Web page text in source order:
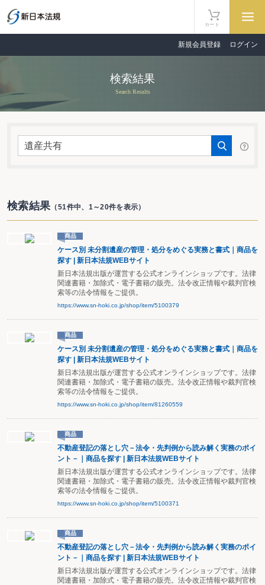
カート
新規会員登録 ログイン
検索結果
Search Results
検索結果（51件中、1～20件を表示）
商品
ケース別 未分割遺産の管理・処分をめぐる実務と書式｜商品を
探す | 新日本法規WEBサイト
新日本法規出版が運営する公式オンラインショップです。法律
関連書籍・加除式・電子書籍の販売。法令改正情報や裁判官検
索等の法令情報をご提供。
https://www.sn-hoki.co.jp/shop/item/5100379
商品
ケース別 未分割遺産の管理・処分をめぐる実務と書式｜商品を
探す | 新日本法規WEBサイト
新日本法規出版が運営する公式オンラインショップです。法律
関連書籍・加除式・電子書籍の販売。法令改正情報や裁判官検
索等の法令情報をご提供。
https://www.sn-hoki.co.jp/shop/item/81260559
商品
不動産登記の落とし穴－法令・先判例から読み解く実務のポイ
ント－｜商品を探す | 新日本法規WEBサイト
新日本法規出版が運営する公式オンラインショップです。法律
関連書籍・加除式・電子書籍の販売。法令改正情報や裁判官検
索等の法令情報をご提供。
https://www.sn-hoki.co.jp/shop/item/5100371
商品
不動産登記の落とし穴－法令・先判例から読み解く実務のポイ
ント－｜商品を探す | 新日本法規WEBサイト
新日本法規出版が運営する公式オンラインショップです。法律
関連書籍・加除式・電子書籍の販売。法令改正情報や裁判官検